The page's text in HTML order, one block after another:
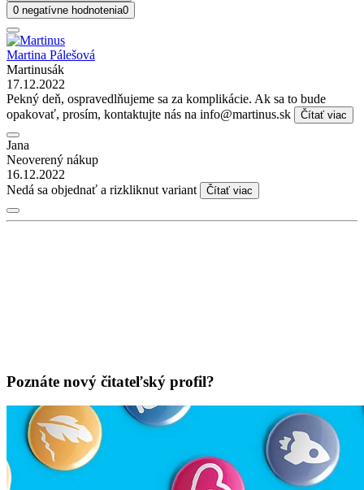
0 negatívne hodnotenia0
Martina Pálešová
Martinusák
17.12.2022
Pekný deň, ospravedlňujeme sa za komplikácie. Ak sa to bude
opakovať, prosím, kontaktujte nás na info@martinus.sk
Čítať viac
Jana
Neoverený nákup
16.12.2022
Nedá sa objednať a rizkliknut variant
Čítať viac
Poznáte nový čitateľský profil?